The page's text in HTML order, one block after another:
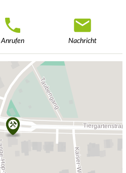
Anrufen Nachricht